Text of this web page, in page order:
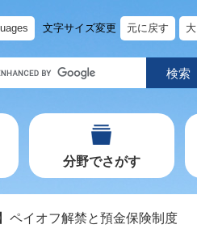
文字サイズ変更 元に戻す
分野でさがす
ペイオフ解禁と預金保険制度